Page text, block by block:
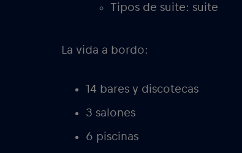
Tipos de suite: suite
La vida a bordo:
14 bares y discotecas
3 salones
6 piscinas